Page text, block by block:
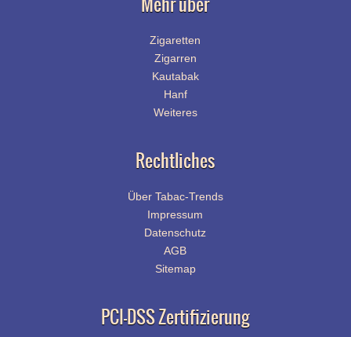
Zigaretten
Zigarren
Kautabak
Hanf
Weiteres
Rechtliches
Über Tabac-Trends
Impressum
Datenschutz
AGB
Sitemap
PCI-DSS Zertifizierung